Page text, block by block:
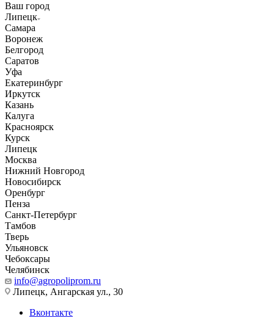
Ваш город
Липецк
Самара
Воронеж
Белгород
Саратов
Уфа
Екатеринбург
Иркутск
Казань
Калуга
Красноярск
Курск
Липецк
Москва
Нижний Новгород
Новосибирск
Оренбург
Пенза
Санкт-Петербург
Тамбов
Тверь
Ульяновск
Чебоксары
Челябинск
info@agropoliprom.ru
Липецк, Ангарская ул., 30
Вконтакте